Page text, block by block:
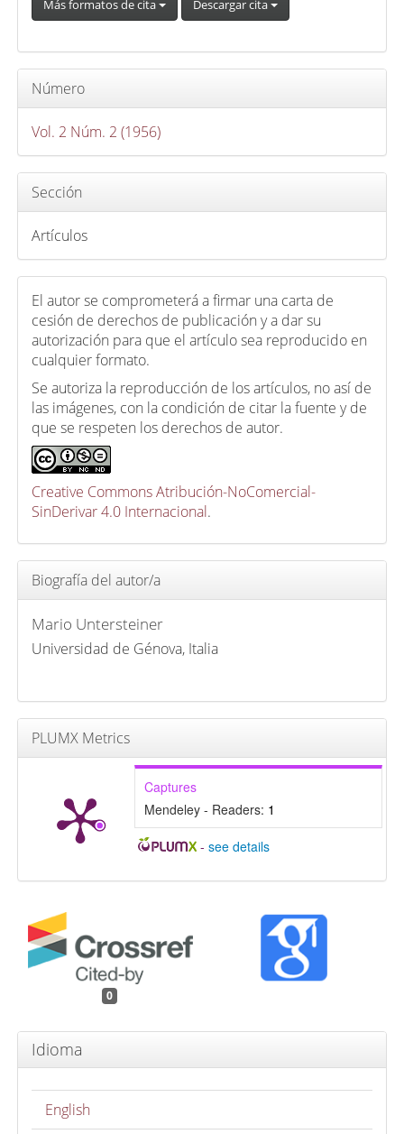
r
í
u
l
Más formatos de cita Descargar cita
Número
Vol. 2 Núm. 2 (1956)
Sección
Artículos
El autor se comprometerá a firmar una carta de
cesión de derechos de publicación y a dar su
autorización para que el artículo sea reproducido en
cualquier formato.
Se autoriza la reproducción de los artículos, no así de
las imágenes, con la condición de citar la fuente y de
que se respeten los derechos de autor.
Creative Commons Atribución-NoComercial-
SinDerivar 4.0 Internacional.
Biografía del autor/a
Mario Untersteiner
Universidad de Génova, Italia
PLUMX Metrics
Captures
Mendeley - Readers: 1
-see details
0
Idioma
English